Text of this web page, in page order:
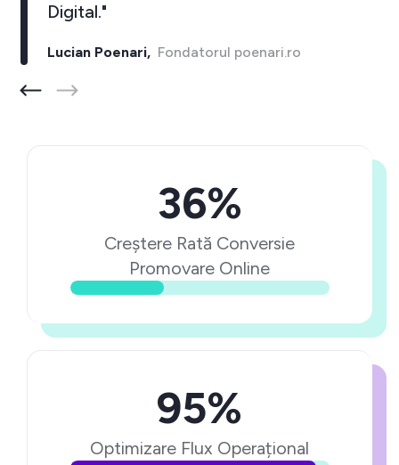
Digital."
Lucian Poenari,Fondatorul poenari.ro
36%
Creștere Rată Conversie
Promovare Online
95%
Optimizare Flux Operațional